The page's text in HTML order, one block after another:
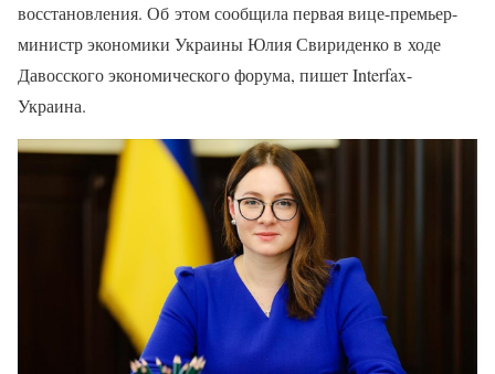
восстановления. Об этом сообщила первая вице-премьер-
министр экономики Украины Юлия Свириденко в ходе
Давосского экономического форума, пишет Interfax-
Украина.